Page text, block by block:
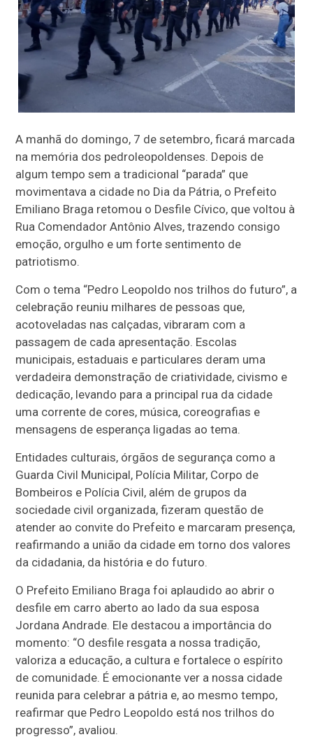
A manhã do domingo, 7 de setembro, ficará marcada
na memória dos pedroleopoldenses. Depois de
algum tempo sem a tradicional “parada” que
movimentava a cidade no Dia da Pátria, o Prefeito
Emiliano Braga retomou o Desfile Cívico, que voltou à
Rua Comendador Antônio Alves, trazendo consigo
emoção, orgulho e um forte sentimento de
patriotismo.
Com o tema “Pedro Leopoldo nos trilhos do futuro”, a
celebração reuniu milhares de pessoas que,
acotoveladas nas calçadas, vibraram com a
passagem de cada apresentação. Escolas
municipais, estaduais e particulares deram uma
verdadeira demonstração de criatividade, civismo e
dedicação, levando para a principal rua da cidade
uma corrente de cores, música, coreografias e
mensagens de esperança ligadas ao tema.
Entidades culturais, órgãos de segurança como a
Guarda Civil Municipal, Polícia Militar, Corpo de
Bombeiros e Polícia Civil, além de grupos da
sociedade civil organizada, fizeram questão de
atender ao convite do Prefeito e marcaram presença,
reafirmando a união da cidade em torno dos valores
da cidadania, da história e do futuro.
O Prefeito Emiliano Braga foi aplaudido ao abrir o
desfile em carro aberto ao lado da sua esposa
Jordana Andrade. Ele destacou a importância do
momento: “O desfile resgata a nossa tradição,
valoriza a educação, a cultura e fortalece o espírito
de comunidade. É emocionante ver a nossa cidade
reunida para celebrar a pátria e, ao mesmo tempo,
reafirmar que Pedro Leopoldo está nos trilhos do
progresso”, avaliou.